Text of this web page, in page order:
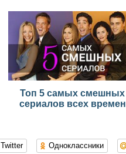
Топ 5 самых смешных
сериалов всех времен
Twitter Одноклассники